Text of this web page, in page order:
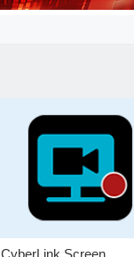
CyberLink Screen